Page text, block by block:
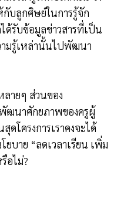
กับลูกศิษย์ในการรู้จัก
ด้รับข้อมูลข่าวสารที่เป็น
ามรู้เหล่านั้นไปพัฒนา
ายๆ ส่วนของ
ฒนาศักยภาพของครูผู้
ดโครงการเราคงจะได้
บาย “ลดเวลาเรียน เพิ่ม
อไม่?